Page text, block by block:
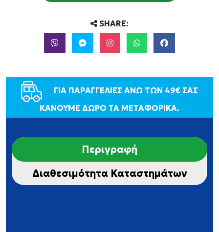
SHARE:
ΓΙΑ ΠΑΡΑΓΓΕΛΙΕΣ ΑΝΩ ΤΩΝ 49€ ΣΑΣ
ΚΑΝΟΥΜΕ ΔΩΡΟ ΤΑ ΜΕΤΑΦΟΡΙΚΑ.
Περιγραφή
Διαθεσιμότητα Καταστημάτων